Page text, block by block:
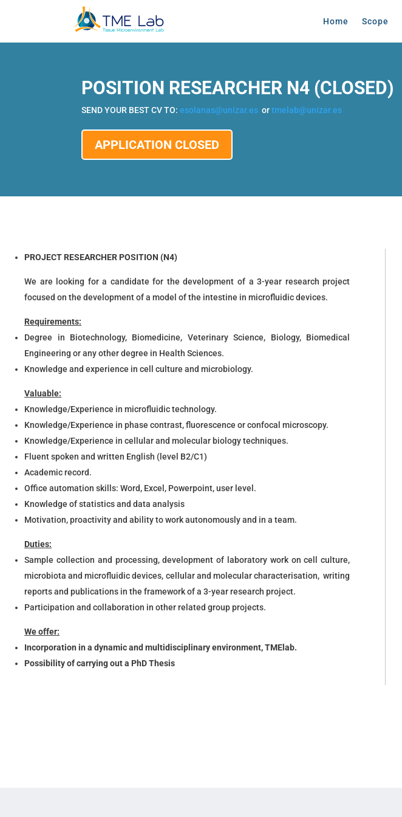
Home Scope
POSITION RESEARCHER N4 (CLOSED)
SEND YOUR BEST CV TO:esolanas@unizar.es ortmelab@unizar.es
APPLICATION CLOSED
PROJECT RESEARCHER POSITION (N4)
We are looking for a candidate for the development of a 3-year research project
focused on the development of a model of the intestine in microfluidic devices.
Requirements:
Degree in Biotechnology, Biomedicine, Veterinary Science, Biology, Biomedical
Engineering or any other degree in Health Sciences.
Knowledge and experience in cell culture and microbiology.
Valuable:
Knowledge/Experience in microfluidic technology.
Knowledge/Experience in phase contrast, fluorescence or confocal microscopy.
Knowledge/Experience in cellular and molecular biology techniques.
Fluent spoken and written English (level B2/C1)
Academic record.
Office automation skills: Word, Excel, Powerpoint, user level.
Knowledge of statistics and data analysis
Motivation, proactivity and ability to work autonomously and in a team.
Duties:
Sample collection and processing, development of laboratory work on cell culture,
microbiota and microfluidic devices, cellular and molecular characterisation, writing
reports and publications in the framework of a 3-year research project.
Participation and collaboration in other related group projects.
We offer:
Incorporation in a dynamic and multidisciplinary environment, TMElab.
Possibility of carrying out a PhD Thesis